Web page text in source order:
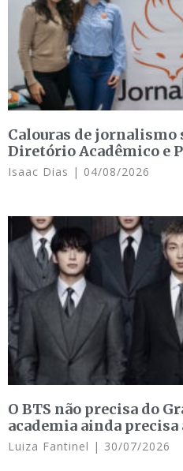
Calouras de jornalismo
Diretório Acadêmico e
Isaac Dias 04/08/2026
O BTS não precisa do
academia ainda
Luiza Fantinel 30/07/2026